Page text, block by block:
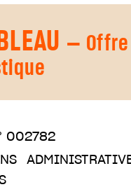
— Offre
002782